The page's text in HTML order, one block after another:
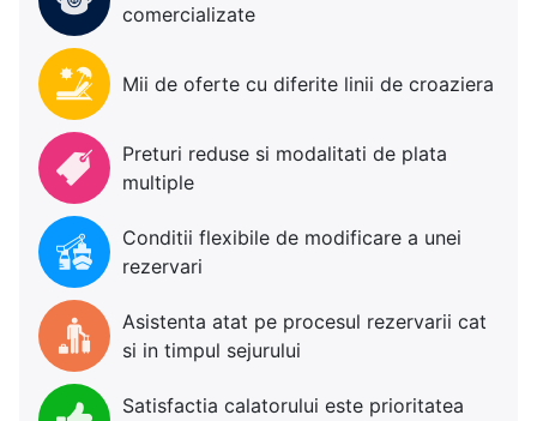
comercializate
Mii de oferte cu diferite linii de croaziera
Preturi reduse si modalitati de plata
multiple
Conditii flexibile de modificare a unei
rezervari
Asistenta atat pe procesul rezervarii cat
si in timpul sejurului
Satisfactia calatorului este prioritatea